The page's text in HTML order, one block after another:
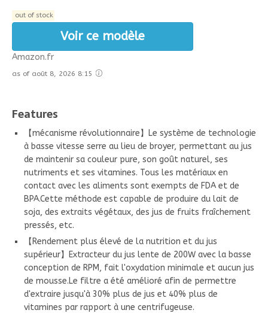
out of stock
Voir ce modèle
Amazon.fr
as of août 8, 2026 8:15
Features
【mécanisme révolutionnaire】Le système de technologie
à basse vitesse serre au lieu de broyer, permettant au jus
de maintenir sa couleur pure, son goût naturel, ses
nutriments et ses vitamines. Tous les matériaux en
contact avec les aliments sont exempts de FDA et de
BPA.Cette méthode est capable de produire du lait de
soja, des extraits végétaux, des jus de fruits fraîchement
pressés, etc.
【Rendement plus élevé de la nutrition et du jus
supérieur】Extracteur du jus lente de 200W avec la basse
conception de RPM, fait l'oxydation minimale et aucun jus
de mousse.Le filtre a été amélioré afin de permettre
d'extraire jusqu'à 30% plus de jus et 40% plus de
vitamines par rapport à une centrifugeuse.